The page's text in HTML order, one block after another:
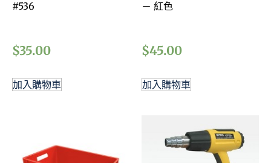
#536
$35.00
加入購物車
－ 紅色
$45.00
加入購物車